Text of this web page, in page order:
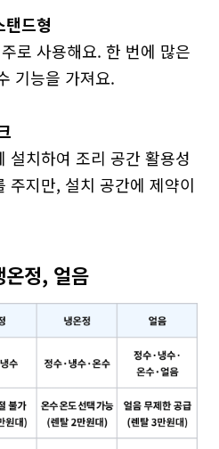
드형
로 사용해요. 한 번에 많은
기능을 가져요.
설치하여 조리 공간 활용성
주지만, 설치 공간에 제약이
정, 얼음